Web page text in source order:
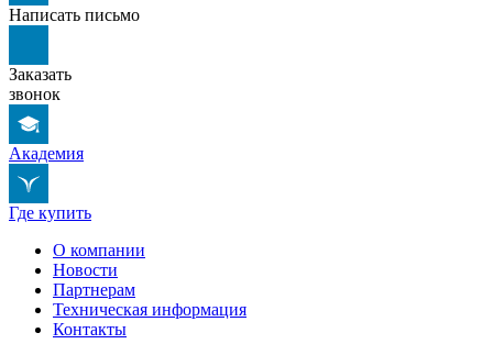
Написать письмо
Заказать
звонок
Академия
Где купить
О компании
Новости
Партнерам
Техническая информация
Контакты